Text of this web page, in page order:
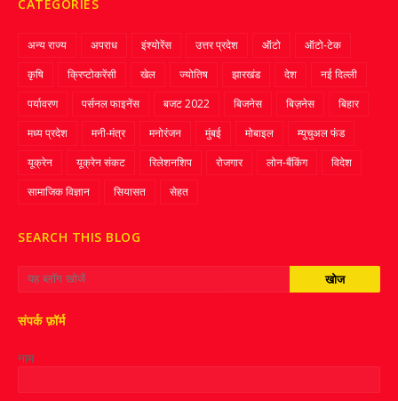
CATEGORIES
अन्य राज्य अपराध इंश्योरेंस उत्तर प्रदेश ऑटो
ऑटो-टेक
कृषि
क्रिप्‍टोकरेंसी खेल ज्‍योतिष झारखंड देश
नई दिल्ली
पर्यावरण
पर्सनल फाइनेंस बजट 2022 बिजनेस बिज़नेस
बिहार
मध्य प्रदेश
मनी-मंत्र मनोरंजन मुंबई मोबाइल
म्‍युचुअल फंड
यूक्रेन
यूक्रेन संकट रिलेशनशिप रोजगार लोन-बैंकिंग
विदेश
सामाजिक विज्ञान
सियासत सेहत
SEARCH THIS BLOG
संपर्क फ़ॉर्म
नाम